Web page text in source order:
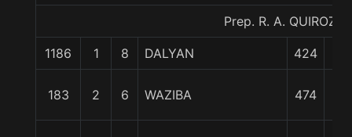
Prep. R. A. QUIROZ S.
1186 1 8 DALYAN 424
183 2 6 WAZIBA 474